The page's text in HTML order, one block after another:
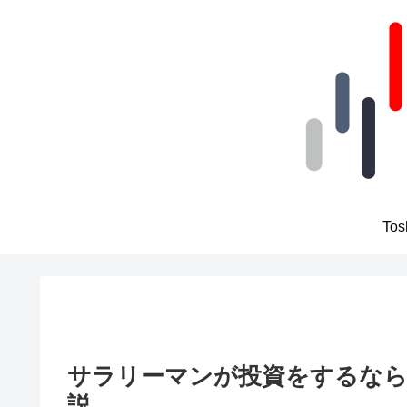
サラリーマンが投資をするな